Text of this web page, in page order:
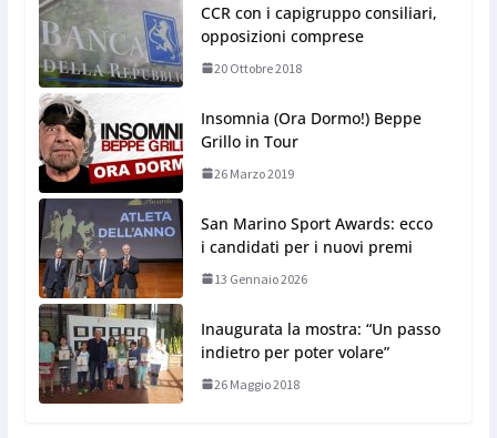
CCR con i capigruppo consiliari,
opposizioni comprese
20 Ottobre 2018
Insomnia (Ora Dormo!) Beppe
Grillo in Tour
26 Marzo 2019
San Marino Sport Awards: ecco
i candidati per i nuovi premi
13 Gennaio 2026
Inaugurata la mostra: “Un passo
indietro per poter volare”
26 Maggio 2018